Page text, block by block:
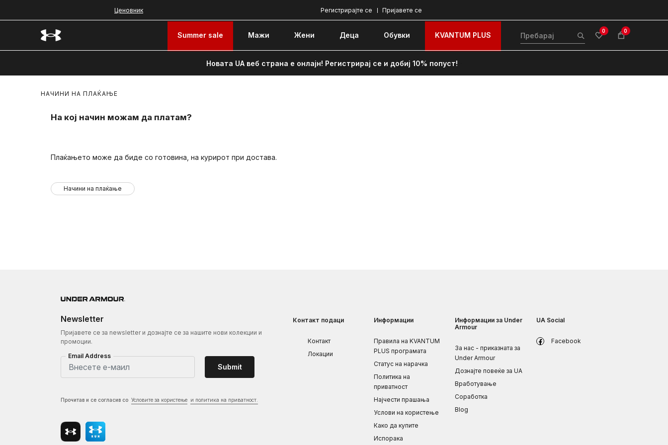
Ценовник Пријавете се
Регистрирајте се
Summer sale Мажи Жени Децa Обувки KVANTUM PLUS 0 0
Новата UA веб страна е онлајн! Регистрирај се и добиј 10% попуст!
НАЧИНИ НА ПЛАЌАЊЕ
На кој начин можам да платам?
Плаќањето може да биде со готовина, на курирот при достава.
Начини на плаќање
Newsletter
Пријавете се за newsletter и дознајте се за нашите нови колекции и
промоции.
Email Address
Submit
Прочитав и се согласив со Условите за користење и политика на приватност.
Контакт подаци
Контакт
Локации
Информации
Правила на KVANTUM
PLUS програмата
Статус на нарачка
Политика на
приватност
Најчести прашања
Услови на користење
Како да купите
Испорака
Информации за Under
Armour
За нас - приказната за
Under Armour
Дознајте повеќе за UA
Вработување
Соработка
Blog
UA Social
Facebook